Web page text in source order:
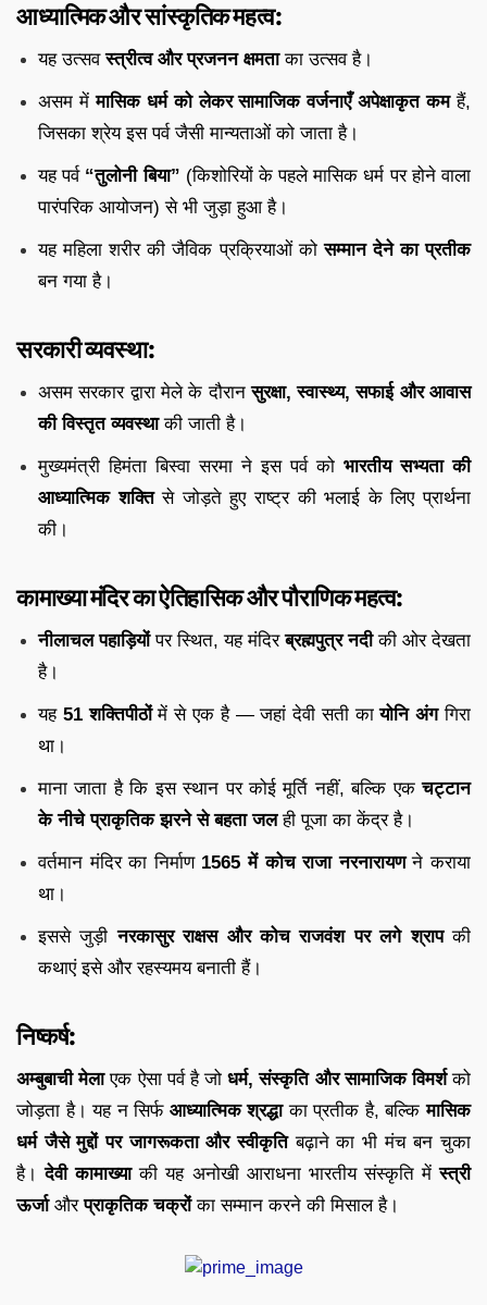
आध्यात्मिक और सांस्कृतिक महत्व:
यह उत्सवस्त्रीत्व और प्रजनन क्षमताका उत्सव है।
असम मेंमासिक धर्म को लेकर सामाजिक वर्जनाएँ अपेक्षाकृत कमहैं,
जिसका श्रेय इस पर्व जैसी मान्यताओं को जाता है।
यह पर्व “तुलोनी बिया” (किशोरियों के पहले मासिक धर्म पर होने वाला
पारंपरिक आयोजन) से भी जुड़ा हुआ है।
यह महिला शरीर की जैविक प्रक्रियाओं कोसम्मान देने का प्रतीक
बन गया है।
सरकारी व्यवस्था:
असम सरकार द्वारा मेले के दौरानसुरक्षा, स्वास्थ्य, सफाई और आवास
की विस्तृत व्यवस्थाकी जाती है।
मुख्यमंत्री हिमंता बिस्वा सरमा ने इस पर्व को भारतीय सभ्यता की
आध्यात्मिक शक्तिसे जोड़ते हुए राष्ट्र की भलाई के लिए प्रार्थना
की।
कामाख्या मंदिर का ऐतिहासिक और पौराणिक महत्व:
नीलाचल पहाड़ियोंपर स्थित, यह मंदिरब्रह्मपुत्र नदीकी ओर देखता
है।
यह 51 शक्तिपीठोंमें से एक है — जहां देवी सती कायोनि अंगगिरा
था।
माना जाता है कि इस स्थान पर कोई मूर्ति नहीं, बल्कि एकचट्टान
के नीचे प्राकृतिक झरने से बहता जलही पूजा का केंद्र है।
वर्तमान मंदिर का निर्माण 1565 में कोच राजा नरनारायणने कराया
था।
इससे जुड़ीनरकासुर राक्षस और कोच राजवंश पर लगे श्रापकी
कथाएं इसे और रहस्यमय बनाती हैं।
निष्कर्ष:
अम्बुबाची मेलाएक ऐसा पर्व है जोधर्म, संस्कृति और सामाजिक विमर्शको
जोड़ता है। यह न सिर्फ आध्यात्मिक श्रद्धाका प्रतीक है, बल्किमासिक
धर्म जैसे मुद्दों पर जागरूकता और स्वीकृतिबढ़ाने का भी मंच बन चुका
है।देवी कामाख्याकी यह अनोखी आराधना भारतीय संस्कृति मेंस्त्री
ऊर्जाऔरप्राकृतिक चक्रोंका सम्मान करने की मिसाल है।